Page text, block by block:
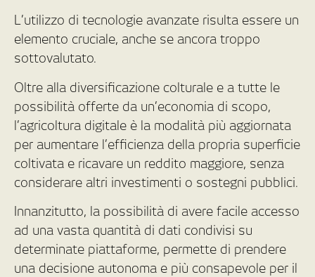
L’utilizzo di tecnologie avanzate risulta essere un
elemento cruciale, anche se ancora troppo
sottovalutato.
Oltre alla diversificazione colturale e a tutte le
possibilità offerte da un’economia di scopo,
l’agricoltura digitale è la modalità più aggiornata
per aumentare l’efficienza della propria superficie
coltivata e ricavare un reddito maggiore, senza
considerare altri investimenti o sostegni pubblici.
Innanzitutto, la possibilità di avere facile accesso
ad una vasta quantità di dati condivisi su
determinate piattaforme, permette di prendere
una decisione autonoma e più consapevole per il